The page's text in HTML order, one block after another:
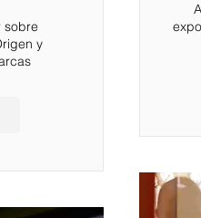
sobre
y